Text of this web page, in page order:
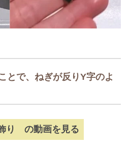
とで、ねぎが反りY字のよ
り の動画を見る